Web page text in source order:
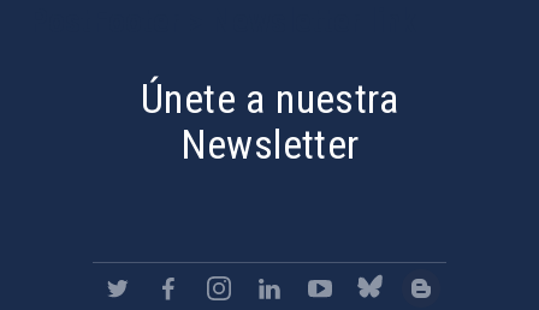
Únete a nuestra
Newsletter